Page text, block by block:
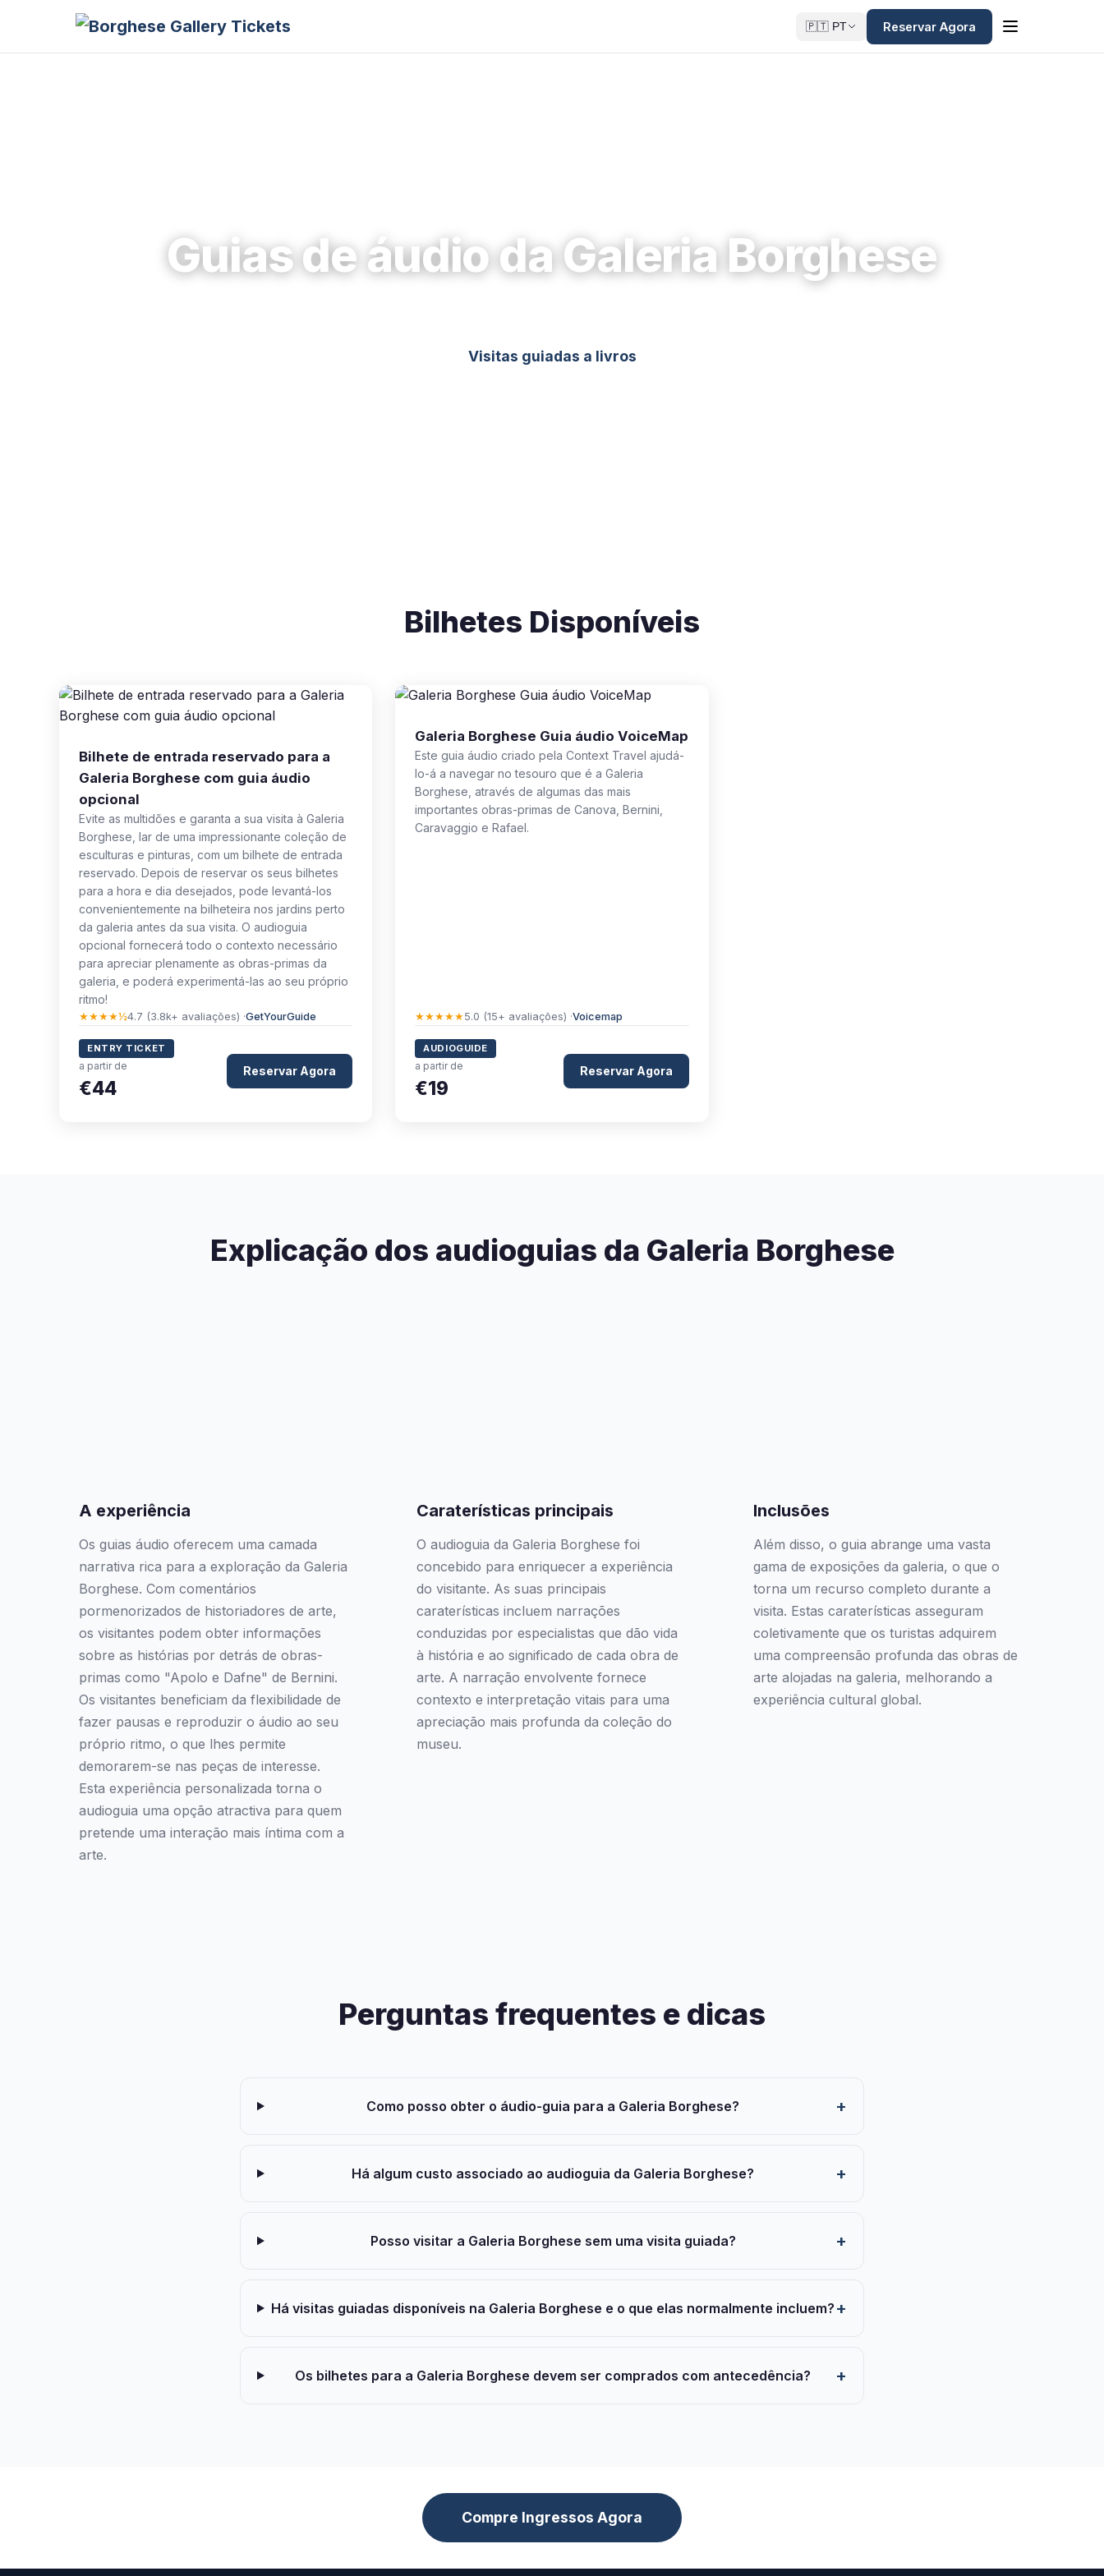
🇵🇹 PT Reservar Agora
Guias de áudio da Galeria Borghese
Visitas guiadas a livros
Bilhetes Disponíveis
Bilhete de entrada reservado para a
Galeria Borghese com guia áudio
opcional
Evite as multidões e garanta a sua visita à Galeria
Borghese, lar de uma impressionante coleção de
esculturas e pinturas, com um bilhete de entrada
reservado. Depois de reservar os seus bilhetes
para a hora e dia desejados, pode levantá-los
convenientemente na bilheteira nos jardins perto
da galeria antes da sua visita. O audioguia
opcional fornecerá todo o contexto necessário
para apreciar plenamente as obras-primas da
galeria, e poderá experimentá-las ao seu próprio
ritmo!
★★★★½4.7 (3.8k+ avaliações) ·GetYourGuide
ENTRY TICKET
a partir de
€44
Reservar Agora
Galeria Borghese Guia áudio VoiceMap
Este guia áudio criado pela Context Travel ajudá-
lo-á a navegar no tesouro que é a Galeria
Borghese, através de algumas das mais
importantes obras-primas de Canova, Bernini,
Caravaggio e Rafael.
★★★★★5.0 (15+ avaliações) ·Voicemap
AUDIOGUIDE
a partir de
€19
Reservar Agora
Explicação dos audioguias da Galeria Borghese
A experiência
Os guias áudio oferecem uma camada
narrativa rica para a exploração da Galeria
Borghese. Com comentários
pormenorizados de historiadores de arte,
os visitantes podem obter informações
sobre as histórias por detrás de obras-
primas como "Apolo e Dafne" de Bernini.
Os visitantes beneficiam da flexibilidade de
fazer pausas e reproduzir o áudio ao seu
próprio ritmo, o que lhes permite
demorarem-se nas peças de interesse.
Esta experiência personalizada torna o
audioguia uma opção atractiva para quem
pretende uma interação mais íntima com a
arte.
Caraterísticas principais
O audioguia da Galeria Borghese foi
concebido para enriquecer a experiência
do visitante. As suas principais
caraterísticas incluem narrações
conduzidas por especialistas que dão vida
à história e ao significado de cada obra de
arte. A narração envolvente fornece
contexto e interpretação vitais para uma
apreciação mais profunda da coleção do
museu.
Inclusões
Além disso, o guia abrange uma vasta
gama de exposições da galeria, o que o
torna um recurso completo durante a
visita. Estas caraterísticas asseguram
coletivamente que os turistas adquirem
uma compreensão profunda das obras de
arte alojadas na galeria, melhorando a
experiência cultural global.
Perguntas frequentes e dicas
Como posso obter o áudio-guia para a Galeria Borghese?
Há algum custo associado ao audioguia da Galeria Borghese?
Posso visitar a Galeria Borghese sem uma visita guiada?
Há visitas guiadas disponíveis na Galeria Borghese e o que elas normalmente incluem?
Os bilhetes para a Galeria Borghese devem ser comprados com antecedência?
Compre Ingressos Agora